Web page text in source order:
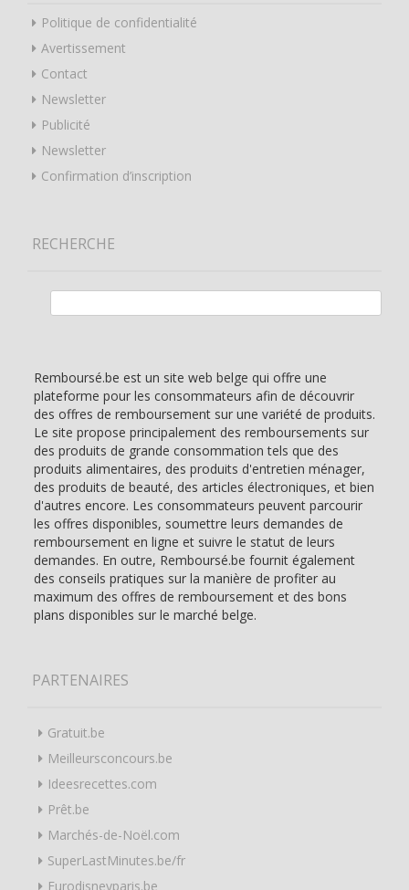
Politique de confidentialité
Avertissement
Contact
Newsletter
Publicité
Newsletter
Confirmation d’inscription
RECHERCHE
Remboursé.be est un site web belge qui offre une
plateforme pour les consommateurs afin de découvrir
des offres de remboursement sur une variété de produits.
Le site propose principalement des remboursements sur
des produits de grande consommation tels que des
produits alimentaires, des produits d'entretien ménager,
des produits de beauté, des articles électroniques, et bien
d'autres encore. Les consommateurs peuvent parcourir
les offres disponibles, soumettre leurs demandes de
remboursement en ligne et suivre le statut de leurs
demandes. En outre, Remboursé.be fournit également
des conseils pratiques sur la manière de profiter au
maximum des offres de remboursement et des bons
plans disponibles sur le marché belge.
PARTENAIRES
Gratuit.be
Meilleursconcours.be
Ideesrecettes.com
Prêt.be
Marchés-de-Noël.com
SuperLastMinutes.be/fr
Eurodisneyparis.be